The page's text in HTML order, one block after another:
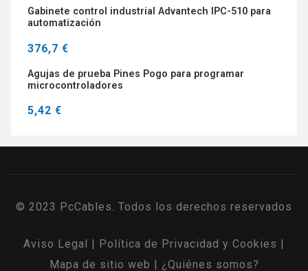
Gabinete control industrial Advantech IPC-510 para
automatización
376,7 €
Agujas de prueba Pines Pogo para programar
microcontroladores
5,42 €
© 2023 PcCables. Todos los derechos reservados
Aviso Legal Política de Privacidad y Cookies
Mapa de sitio web
¿Quiénes somos?